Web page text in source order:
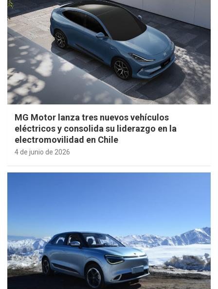
MG Motor lanza tres nuevos vehículos
eléctricos y consolida su liderazgo en la
electromovilidad en Chile
4 de junio de 2026